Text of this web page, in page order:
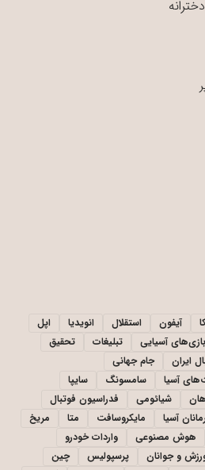
آیفون استقلال انویدیا
اپل
بازی‌های آسیایی تبلیغات
تحقیق
ایران
جام جهانی
آسیا سامسونگ
سایپا
شیائومی
فدراسیون فوتبال
آسیا مایکروسافت متا
مریخ
هوش مصنوعی
واردات خودرو
و جوانان پرسپولیس
چین